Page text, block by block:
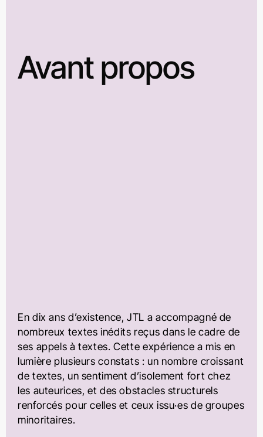
Avant propos
En dix ans d’existence, JTL a accompagné de
nombreux textes inédits reçus dans le cadre de
ses appels à textes. Cette expérience a mis en
lumière plusieurs constats : un nombre croissant
de textes, un sentiment d’isolement fort chez
les auteurices, et des obstacles structurels
renforcés pour celles et ceux issu·es de groupes
minoritaires.